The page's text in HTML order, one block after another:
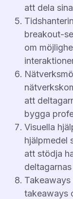
att dela
breakout-
om
att
bygga
Visuella
hjälpmedel
att stödja
takeaways